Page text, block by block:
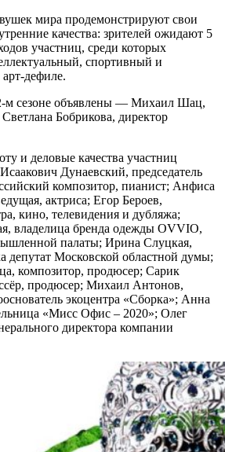
мира продемонстрируют свои
качества: зрителей ожидают 5
участниц, среди которых
спортивный и
дефиле.
м сезоне объявлены — Михаил Шац,
Бобрикова, директор
и деловые качества участниц
Дунаевский, председатель
композитор, пианист; Анфиса
актриса; Егор Бероев,
кино, телевидения и дубляжа;
владелица бренда одежды OVVIO,
палаты; Ирина Слуцкая,
депутат Московской областной думы;
композитор, продюсер; Сарик
продюсер; Михаил Антонов,
экоцентра «Сборка»; Анна
«Мисс Офис – 2020»; Олег
директора компании